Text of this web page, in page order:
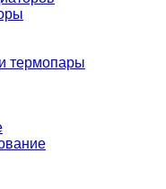
термопары